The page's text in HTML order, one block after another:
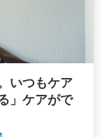
いつもケア
」ケアがで